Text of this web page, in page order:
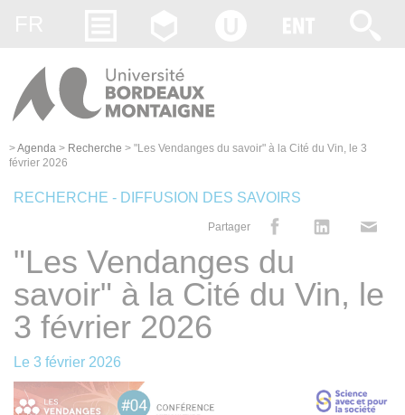
>Agenda > Recherche > "Les Vendanges du savoir" à la Cité du Vin, le 3
février 2026
RECHERCHE - DIFFUSION DES SAVOIRS
Partager
"Les Vendanges du
savoir" à la Cité du Vin, le
3 février 2026
Le 3 février 2026